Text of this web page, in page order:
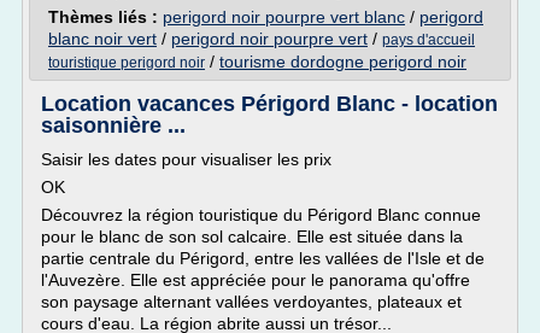
Thèmes liés : perigord noir pourpre vert blanc / perigord
blanc noir vert / perigord noir pourpre vert / pays d'accueil
touristique perigord noir / tourisme dordogne perigord noir
Location vacances Périgord Blanc - location
saisonnière ...
Saisir les dates pour visualiser les prix
OK
Découvrez la région touristique du Périgord Blanc connue
pour le blanc de son sol calcaire. Elle est située dans la
partie centrale du Périgord, entre les vallées de l'Isle et de
l'Auvezère. Elle est appréciée pour le panorama qu'offre
son paysage alternant vallées verdoyantes, plateaux et
cours d'eau. La région abrite aussi un trésor...